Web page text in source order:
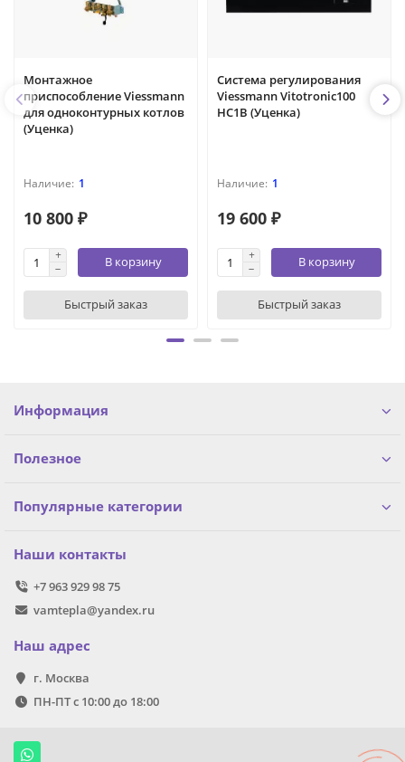
Монтажное
приспособление Viessmann
для одноконтурных котлов
(Уценка)
1
10 800 ₽
В корзину
Быстрый заказ
Система регулирования
Viessmann Vitotronic100
HC1B (Уценка)
1
19 600 ₽
В корзину
Быстрый заказ
Информация
Полезное
Популярные категории
Наши контакты
+7 963 929 98 75
vamtepla@yandex.ru
Наш адрес
г. Москва
ПН-ПТ с 10:00 до 18:00